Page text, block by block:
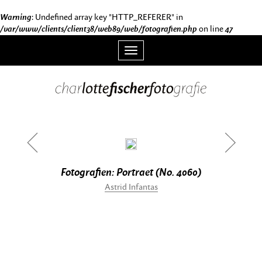
Warning: Undefined array key "HTTP_REFERER" in
/var/www/clients/client38/web89/web/fotografien.php on line47
Toggle
Fotografien: Portraet (No. 4060)
Astrid Infantas